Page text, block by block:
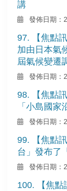
講
發佈日期：
97. 【焦點
加由日本氣
屆氣候變遷
發佈日期：
98. 【焦點
「小島國家
發佈日期：
99. 【焦點
台」發布了
發佈日期：
100. 【焦點